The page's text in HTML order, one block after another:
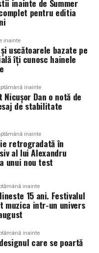
o celebrare a feminității
atmosfera, scena
părți integrante ale
| 18:00
– format all-inclusive
287 000 / 0748 023
să fie o gazdă
din Maramureș,
cu capacitatea de
într-o amintire
fac parte din
esentiale, deoarece
show in Cluj
eveniment auto in Cluj
curat si o vopsea
in detalii precum
si anvelopa,
ales. Fiecare
cu restul, pentru a
masinii. Profilul,
schimba complet felul
inspirata poate
oferi un look
poate strica
este bine realizat.
inainte de Summer
pentru editia
inainte
uscătoarele bazate pe
îți cunosc hainele
inainte
Dan o notă de
de stabilitate
inainte
retrogradată în
al lui Alexandru
unui nou test
inainte
15 ani. Festivalul
muzica intr-un univers
inainte
care se poartă